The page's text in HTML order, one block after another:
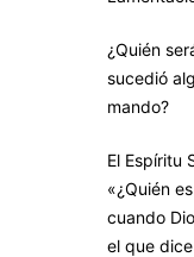
¿Quién
sucedió
mando?
El Espíritu
«¿Quién
cuando
el que